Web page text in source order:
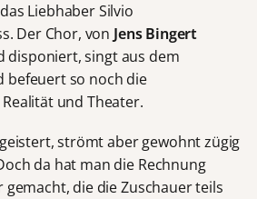
Liebhaber Silvio
Der Chor, von Jens Bingert
disponiert, singt aus dem
befeuert so noch die
und Theater.
strömt aber gewohnt zügig
da hat man die Rechnung
gemacht, die die Zuschauer teils